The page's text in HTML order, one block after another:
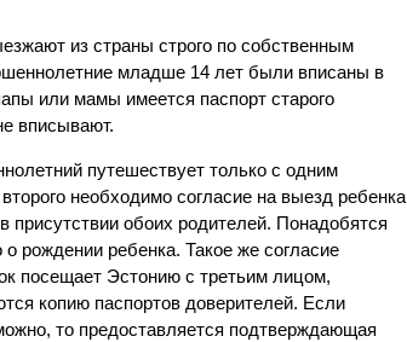
из страны строго по собственным
младше 14 лет были вписаны в
или мамы имеется паспорт старого
вписывают.
путешествует только с одним
необходимо согласие на выезд ребенка
обоих родителей. Понадобятся
рождении ребенка. Такое же согласие
посещает Эстонию с третьим лицом,
копию паспортов доверителей. Если
то предоставляется подтверждающая